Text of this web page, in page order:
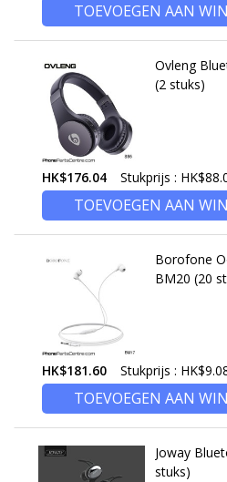
TOEVOEGEN AAN
Ovleng
(2 stuks)
HK$176.04 Stukprijs :
TOEVOEGEN AAN
Borofone
BM20 (20
HK$181.60 Stukprijs :
TOEVOEGEN AAN
Joway
stuks)